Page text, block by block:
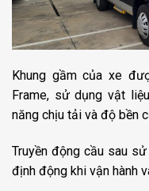
Khung gầm của xe
Frame, sử dụng vật
năng chịu tải và độ bền
Truyền động cầu sau
định động khi vận hành